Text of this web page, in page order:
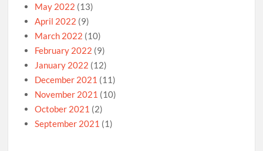
May 2022 (13)
April 2022 (9)
March 2022 (10)
February 2022 (9)
January 2022 (12)
December 2021 (11)
November 2021 (10)
October 2021 (2)
September 2021 (1)